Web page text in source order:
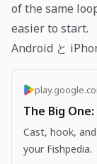
of the same
easier to start.
Android と
The Big One:
Cast, hook,
your Fishpedia.